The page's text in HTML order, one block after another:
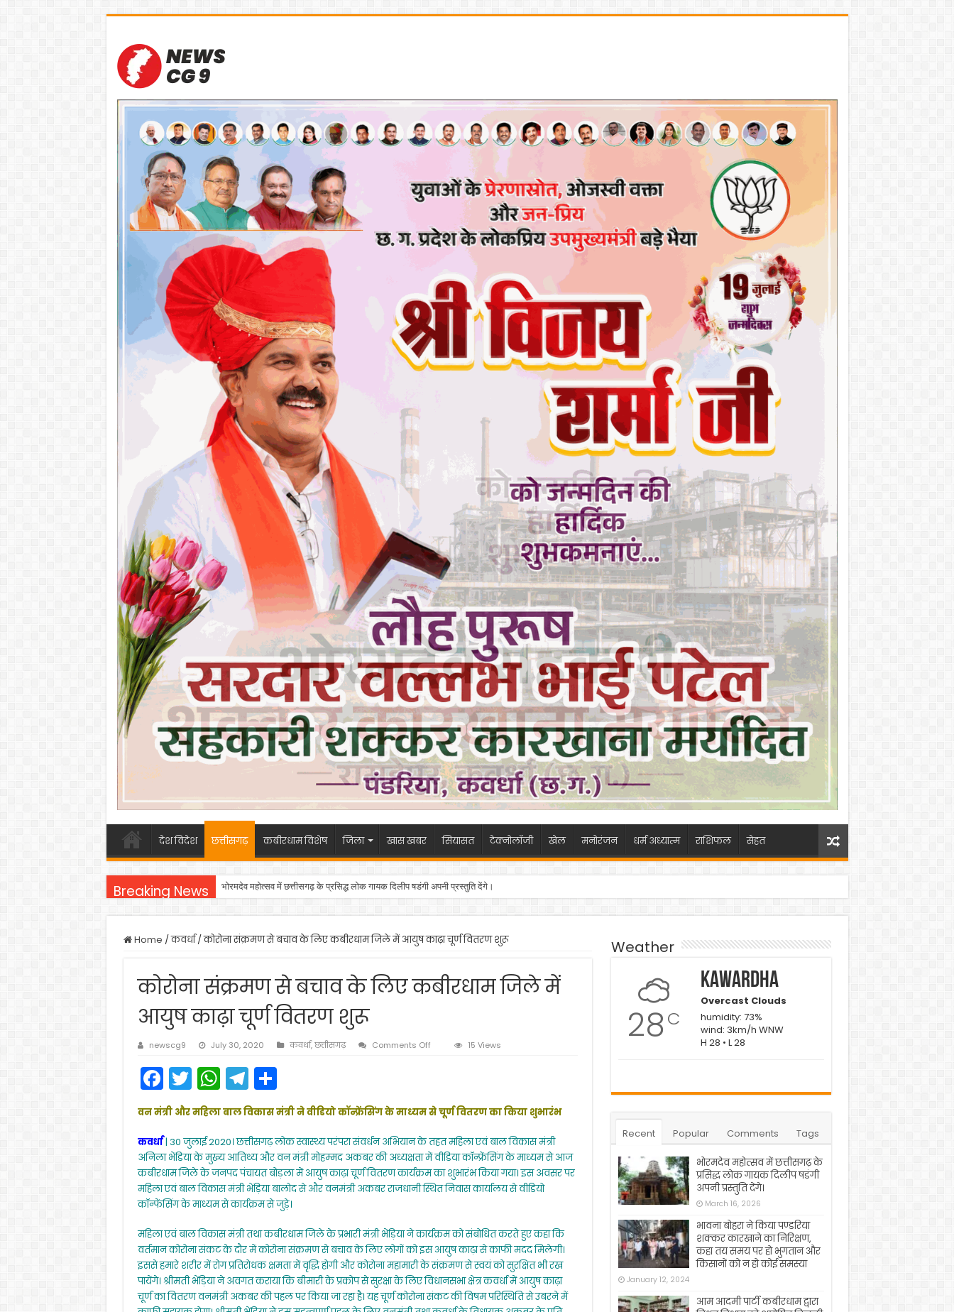
देश विदेश छत्तीसगढ़ कबीरधाम विशेष जिला खास खबर सियासत टेक्नोलॉजी खेल मनोरंजन धर्म अध्यात्म राशिफल सेहत
Breaking News भोरमदेव महोत्सव में छत्तीसगढ़ के प्रसिद्ध लोक गायक दिलीप षडंगी अपनी प्रस्तुति देंगे।
Home /कवर्धा/कोरोना संक्रमण से बचाव के लिए कबीरधाम जिले में आयुष काढ़ा चूर्ण वितरण शुरू
कोरोना संक्रमण से बचाव के लिए कबीरधाम जिले में
आयुष काढ़ा चूर्ण वितरण शुरू
newscg9 July 30, 2020 कवर्धा,छत्तीसगढ़ Comments Offon
के
लिए
जिले
में
काढ़ा
चूर्ण
15 Views
F
a
c
e
b
o
o
k
T
w
itt
er
W
h
a
ts
A
p
p
T
el
e
gr
a
m
S
h
ar
e
वन मंत्री और महिला बाल विकास मंत्री ने वीडियो कॉन्फ्रेंसिंग के माध्यम से चूर्ण वितरण का किया शुभारंभ
कवर्धा| 30 जुलाई 2020। छत्तीसगढ़ लोक स्वास्थ्य परंपरा संवर्धन अभियान के तहत महिला एवं बाल विकास मंत्री
अनिला भेंडिया के मुख्य आतिथ्य और वन मंत्री मोहम्मद अकबर की अध्यक्षता में वीडिया कॉन्फ्रेंसिंग के माध्यम से आज
कबीरधाम जिले के जनपद पंचायत बोड़ला में आयुष काढ़ा चूर्ण वितरण कार्यक्रम का शुभारंभ किया गया। इस अवसर पर
महिला एवं बाल विकास मंत्री भेंड़िया बालोद से और वनमंत्री अकबर राजधानी स्थित निवास कार्यालय से वीडियो
कॉन्फेंसिंग के माध्यम से कार्यक्रम से जुड़े।
महिला एवं बाल विकास मंत्री तथा कबीरधाम जिले के प्रभारी मंत्री भेंड़िया ने कार्यक्रम को संबोधित करते हुए कहा कि
वर्तमान कोरोना संकट के दौर में कोरोना संक्रमण से बचाव के लिए लोगों को इस आयुष काढ़ा से काफी मदद मिलेगी।
इससे हमारे शरीर में रोग प्रतिरोधक क्षमता में वृद्धि होगी और कोरोना महामारी के संक्रमण से स्वयं को सुरक्षित भी रख
पायेंगे। श्रीमती भेंड़िया ने अवगत कराया कि बीमारी के प्रकोप से सुरक्षा के लिए विधानसभा क्षेत्र कवर्धा में आयुष काढ़ा
चूर्ण का वितरण वनमंत्री अकबर की पहल पर किया जा रहा है। यह चूर्ण कोरोना संकट की विषम परिस्थिति से उबरने में
Weather
28 C
Kawardha
Overcast Clouds
humidity: 73%
wind: 3km/h WNW
H 28 • L 28
Recent Popular Comments Tags
भोरमदेव महोत्सव में छत्तीसगढ़ के
प्रसिद्ध लोक गायक दिलीप षडंगी
अपनी प्रस्तुति देंगे।
March 16, 2026
भावना बोहरा ने किया पण्डरिया
शक्कर कारखाने का निरिक्षण,
कहा तय समय पर हो भुगतान और
किसानों को न हो कोई समस्या
January 12, 2024
आम आदमी पार्टी कबीरधाम द्वारा